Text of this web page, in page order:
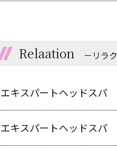
Relaation －リラ
エキスパートヘッドスパ
エキスパートヘッドスパ